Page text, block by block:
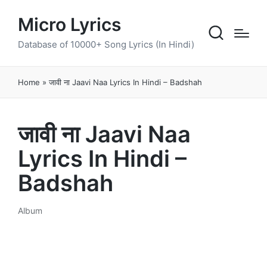
Micro Lyrics
Database of 10000+ Song Lyrics (In Hindi)
Home »जावी ना Jaavi Naa Lyrics In Hindi – Badshah
जावी ना Jaavi Naa
Lyrics In Hindi –
Badshah
Posted
Album